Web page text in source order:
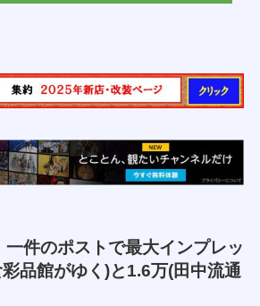
一件のポストで最大インプレッ
品館がゆく)と1.6万(田中流通